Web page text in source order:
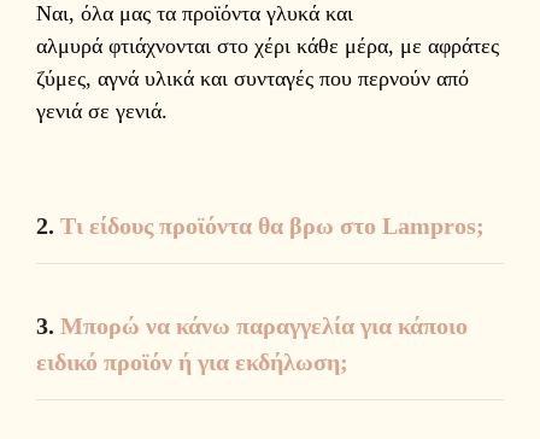
Ναι, όλα μας τα προϊόντα γλυκά και
αλμυρά φτιάχνονται στο χέρι κάθε μέρα, με αφράτες
ζύμες, αγνά υλικά και συνταγές που περνούν από
γενιά σε γενιά.
2. Τι είδους προϊόντα θα βρω στο Lampros;
3. Μπορώ να κάνω παραγγελία για κάποιο
ειδικό προϊόν ή για εκδήλωση;